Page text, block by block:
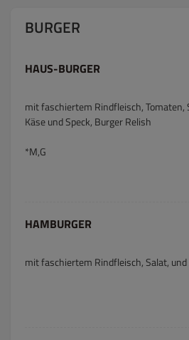
BURGER
HAUS-BURGER
mit faschiertem Rindfleisch, Tomaten,
Käse und Speck, Burger Relish
*M,G
HAMBURGER
mit faschiertem Rindfleisch, Salat,